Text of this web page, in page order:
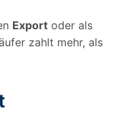
Export oder als
zahlt mehr, als